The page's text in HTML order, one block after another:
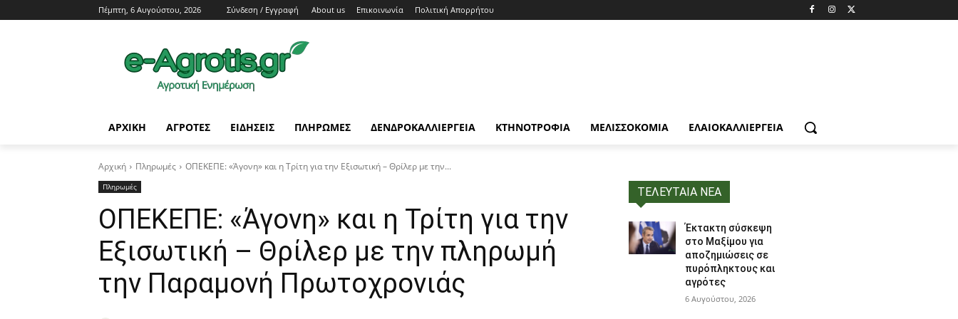
Πέμπτη, 6 Αυγούστου, 2026 Σύνδεση / Εγγραφή About us Επικοινωνία Πολιτική Απορρήτου
ΑΡΧΙΚΗ AΓΡΟΤΕΣ ΕΙΔΗΣΕΙΣ ΠΛΗΡΩΜΕΣ ΔΕΝΔΡΟΚΑΛΛΙΕΡΓΕΙΑ ΚΤΗΝΟΤΡΟΦΙΑ ΜΕΛΙΣΣΟΚΟΜΙΑ ΕΛΑΙΟΚΑΛΛΙΈΡΓΕΙΑ
Αρχική Πληρωμές ΟΠΕΚΕΠΕ: «Άγονη» και η Τρίτη για την Εξισωτική – Θρίλερ με την...
Πληρωμές
ΟΠΕΚΕΠΕ: «Άγονη» και η Τρίτη για την
Εξισωτική – Θρίλερ με την πληρωμή
την Παραμονή Πρωτοχρονιάς
ΤΕΛΕΥΤΑΙΑ ΝΕΑ
Έκτακτη σύσκεψη
στο Μαξίμου για
αποζημιώσεις σε
πυρόπληκτους και
αγρότες
6 Αυγούστου, 2026